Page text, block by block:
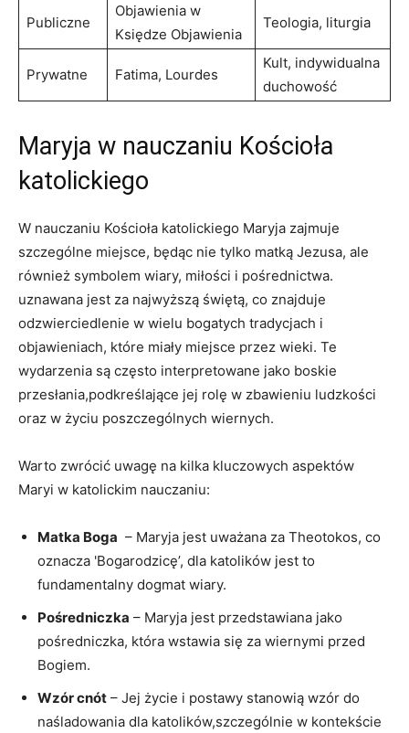
Publiczne
Objawienia w⁢
Księdze Objawienia
Teologia, liturgia
Prywatne Fatima, Lourdes
Kult, ‌indywidualna
duchowość
Maryja w‍ nauczaniu Kościoła
katolickiego
W nauczaniu⁣ Kościoła katolickiego Maryja zajmuje
szczególne miejsce, będąc nie tylko matką Jezusa,⁢ ale
również symbolem wiary,‍ miłości i pośrednictwa.⁢
uznawana ‌jest za najwyższą świętą, co znajduje​
odzwierciedlenie⁣ w wielu bogatych ⁢tradycjach i
objawieniach,‍ które miały miejsce ‍przez wieki. Te
wydarzenia​ są często interpretowane jako boskie
⁤przesłania,podkreślające jej rolę w zbawieniu ludzkości
oraz w życiu poszczególnych wiernych.
Warto zwrócić‌ uwagę ⁢na​ kilka kluczowych aspektów
Maryi w katolickim nauczaniu:
Matka Boga ⁣ – Maryja jest uważana za‌ Theotokos, co
oznacza 'Bogarodzicę’, dla katolików jest to
fundamentalny dogmat wiary.
Pośredniczka – Maryja jest przedstawiana jako
pośredniczka, która wstawia się za wiernymi przed
Bogiem.
Wzór cnót – Jej życie i postawy stanowią wzór ⁤do
naśladowania dla katolików,szczególnie w kontekście⁤